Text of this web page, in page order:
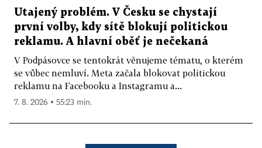
Utajený problém. V Česku se chystají
první volby, kdy sítě blokují politickou
reklamu. A hlavní oběť je nečekaná
V Podpásovce se tentokrát věnujeme tématu, o kterém
se vůbec nemluví. Meta začala blokovat politickou
reklamu na Facebooku a Instagramu a...
7. 8. 2026 ▪ 55:23 min.